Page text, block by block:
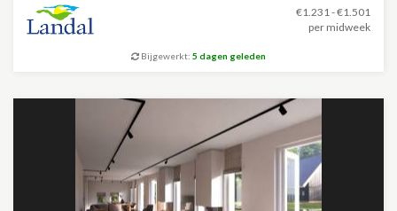
€1.231 - €1.501
per midweek
Bijgewerkt: 5 dagen geleden